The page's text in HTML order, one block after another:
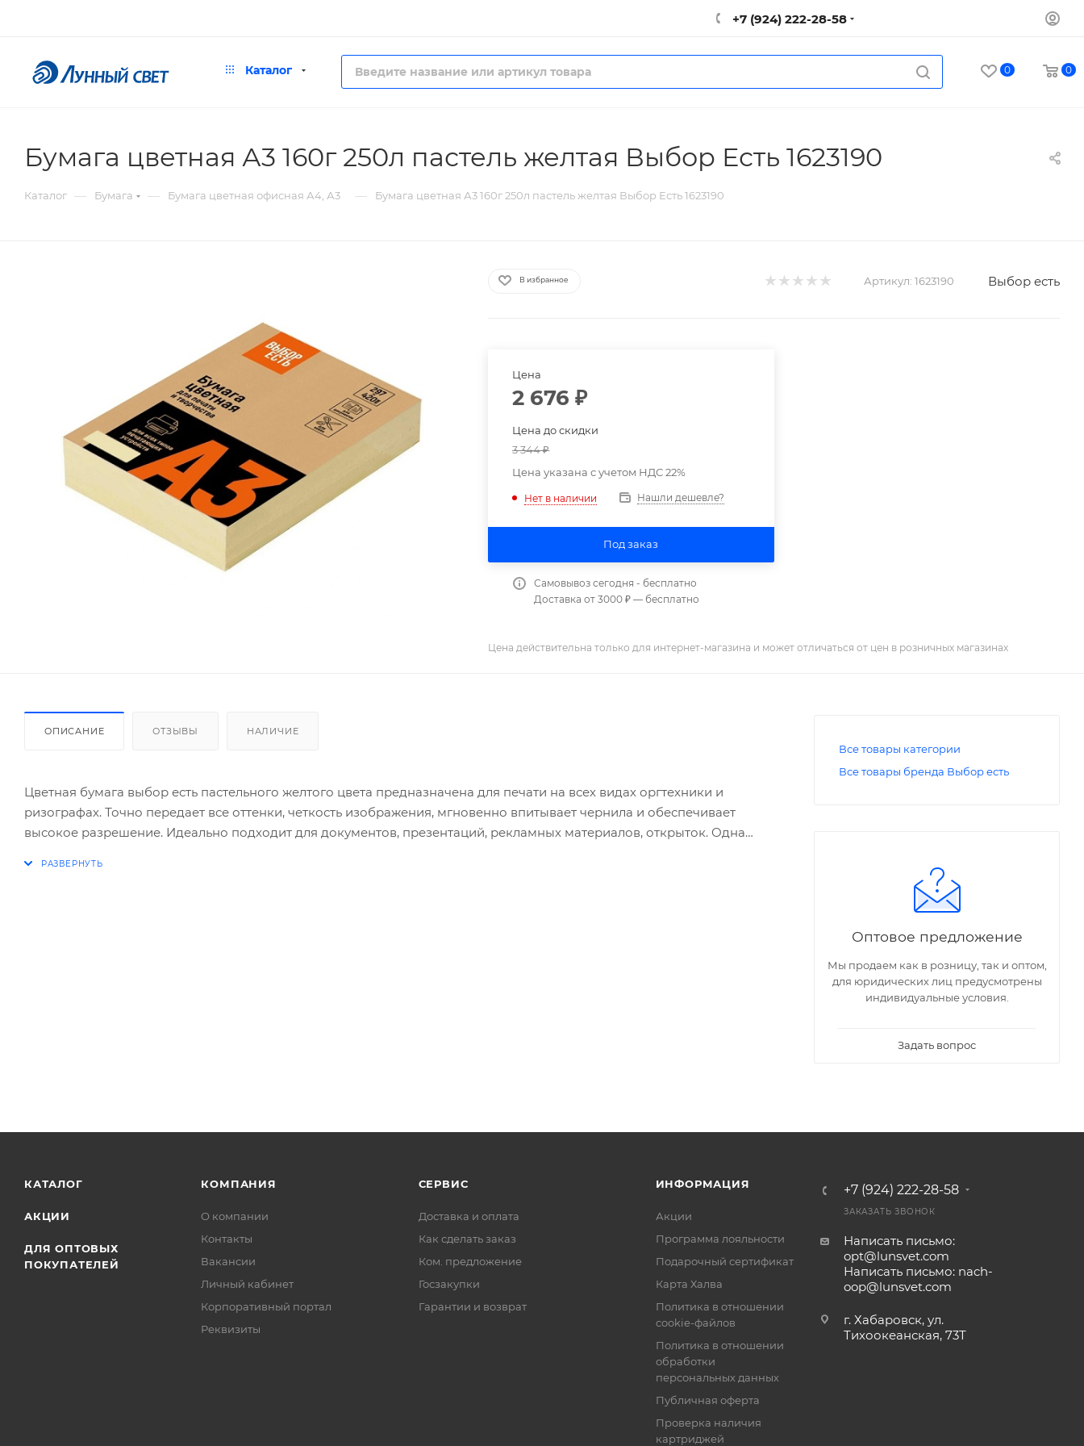
+7 (924) 222-28-58
Каталог 0 0
Бумага цветная А3 160г 250л пастель желтая Выбор Есть 1623190
Каталог — Бумага — Бумага цветная офисная А4, А3 — Бумага цветная А3 160г 250л пастель желтая Выбор Есть 1623190
В избранное Артикул: 1623190 Выбор есть
Цена
2 676 ₽
Цена до скидки
3 344₽
Цена указана с учетом НДС 22%
Нет в наличии Нашли дешевле?
Под заказ
Самовывоз сегодня - бесплатно
Доставка от 3000 ₽ — бесплатно
Цена действительна только для интернет-магазина и может отличаться от цен в розничных магазинах
ОПИСАНИЕ ОТЗЫВЫ НАЛИЧИЕ
Цветная бумага выбор есть пастельного желтого цвета предназначена для печати на всех видах оргтехники и
ризографах. Точно передает все оттенки, четкость изображения, мгновенно впитывает чернила и обеспечивает
высокое разрешение. Идеально подходит для документов, презентаций, рекламных материалов, открыток. Одна
Все товары категории
Все товары бренда Выбор есть
Оптовое предложение
Мы продаем как в розницу, так и оптом,
для юридических лиц предусмотрены
индивидуальные условия.
Задать вопрос
КАТАЛОГ
АКЦИИ
ДЛЯ ОПТОВЫХ
ПОКУПАТЕЛЕЙ
КОМПАНИЯ
О компании
Контакты
Вакансии
Личный кабинет
Корпоративный портал
Реквизиты
СЕРВИС
Доставка и оплата
Как сделать заказ
Ком. предложение
Госзакупки
Гарантии и возврат
ИНФОРМАЦИЯ
Акции
Программа лояльности
Подарочный сертификат
Карта Халва
Политика в отношении
cookie-файлов
Политика в отношении
обработки
персональных данных
Публичная оферта
Проверка наличия
картриджей
+7 (924) 222-28-58
ЗАКАЗАТЬ ЗВОНОК
Написать письмо:
opt@lunsvet.com
Написать письмо: nach-
oop@lunsvet.com
г. Хабаровск, ул.
Тихоокеанская, 73Т